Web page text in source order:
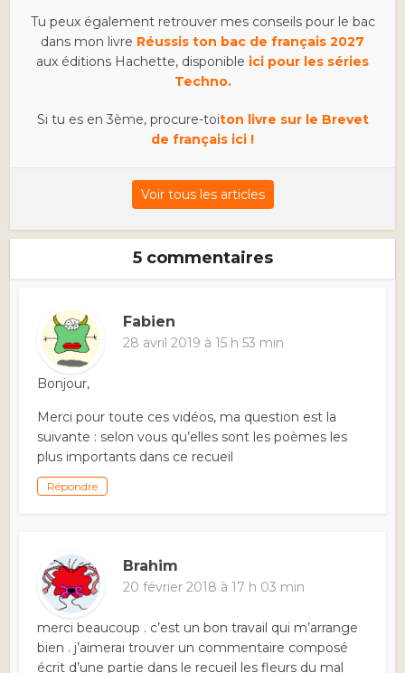
Tu peux également retrouver mes conseils pour le bac
dans mon livre Réussis ton bac de français 2027
aux éditions Hachette, disponible ici pour les séries
Techno.
Si tu es en 3ème, procure-toiton livre sur le Brevet
de français ici !
Voir tous les articles
5 commentaires
Fabien
28 avril 2019 à 15 h 53 min
Bonjour,
Merci pour toute ces vidéos, ma question est la
suivante : selon vous qu’elles sont les poèmes les
plus importants dans ce recueil
Répondre
Brahim
20 février 2018 à 17 h 03 min
merci beaucoup . c’est un bon travail qui m’arrange
bien . j’aimerai trouver un commentaire composé
écrit d’une partie dans le recueil les fleurs du mal